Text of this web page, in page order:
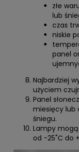
złe
lub
czas
niskie
panel
Najbardziej
użyciem
Panel
miesięcy lub
śniegu.
Lampy
od -25˚C do